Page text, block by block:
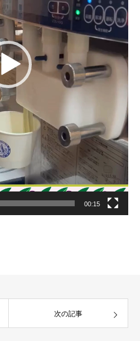
00:15
次の記事